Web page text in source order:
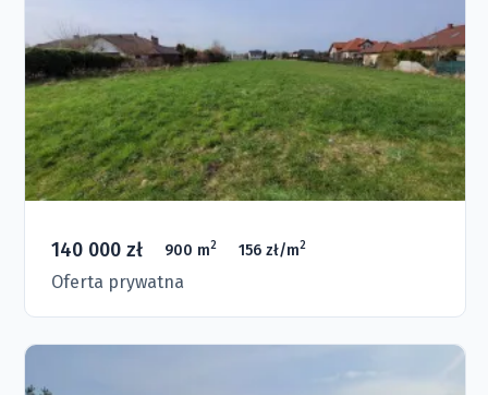
140 000 zł 900 m2 156 zł/m2
Oferta prywatna